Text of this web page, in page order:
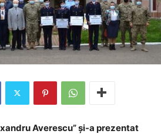
Averescu” și-a prezentat